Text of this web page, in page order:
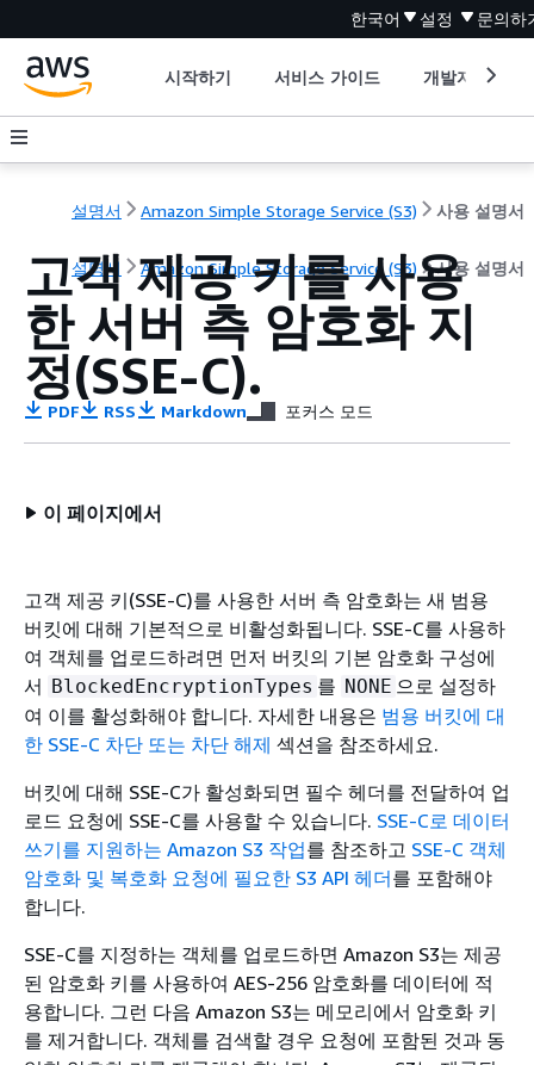
한국어 설정 문의하
시작하기 서비스 가이드 개발자 도구
설명서 Amazon Simple Storage Service (S3) 사용 설명서
설명서 Amazon Simple Storage Service (S3) 사용 설명서
고객 제공 키를 사용
한 서버 측 암호화 지
정(SSE-C).
PDF RSS Markdown 포커스 모드
이 페이지에서
고객 제공 키(SSE-C)를 사용한 서버 측 암호화는 새 범용
버킷에 대해 기본적으로 비활성화됩니다. SSE-C를 사용하
여 객체를 업로드하려면 먼저 버킷의 기본 암호화 구성에
서 BlockedEncryptionTypes 를 NONE 으로 설정하
여 이를 활성화해야 합니다. 자세한 내용은 범용 버킷에 대
한 SSE-C 차단 또는 차단 해제 섹션을 참조하세요.
버킷에 대해 SSE-C가 활성화되면 필수 헤더를 전달하여 업
로드 요청에 SSE-C를 사용할 수 있습니다. SSE-C로 데이터
쓰기를 지원하는 Amazon S3 작업를 참조하고 SSE-C 객체
암호화 및 복호화 요청에 필요한 S3 API 헤더를 포함해야
합니다.
SSE-C를 지정하는 객체를 업로드하면 Amazon S3는 제공
된 암호화 키를 사용하여 AES-256 암호화를 데이터에 적
용합니다. 그런 다음 Amazon S3는 메모리에서 암호화 키
를 제거합니다. 객체를 검색할 경우 요청에 포함된 것과 동